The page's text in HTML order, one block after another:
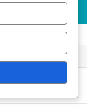
for: